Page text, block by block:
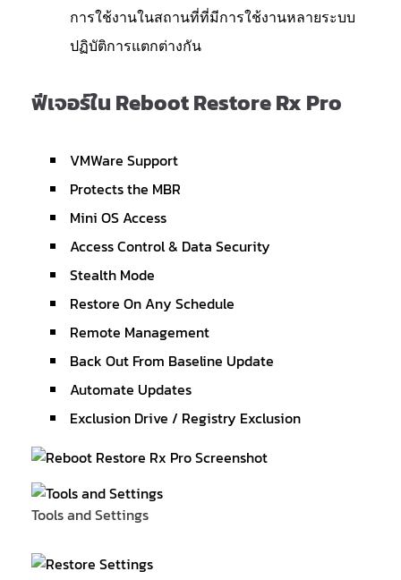
การใช้งานในสถานที่ที่มีการใช้งานหลายระบบ
ปฏิบัติการแตกต่างกัน
ฟีเจอร์ใน Reboot Restore Rx Pro
VMWare Support
Protects the MBR
Mini OS Access
Access Control & Data Security
Stealth Mode
Restore On Any Schedule
Remote Management
Back Out From Baseline Update
Automate Updates
Exclusion Drive / Registry Exclusion
Tools and Settings